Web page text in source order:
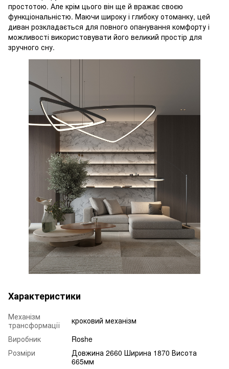
простотою. Але крім цього він ще й вражає своєю
функціональністю. Маючи широку і глибоку отоманку, цей
диван розкладається для повного опанування комфорту і
можливості використовувати його великий простір для
зручного сну.
Характеристики
Механізм
трансформації
кроковий механізм
Виробник
Roshe
Розміри
Довжина 2660 Ширина 1870 Висота
665мм